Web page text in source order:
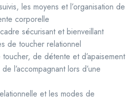
les moyens et l’organisation de
corporelle
cadre sécurisant et bienveillant
de toucher relationnel
de détente et d’apaisement
l’accompagnant lors d’une
et les modes de